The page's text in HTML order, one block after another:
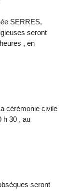
SERRES,
seront
, en
cérémonie civile
h 30 , au
seront